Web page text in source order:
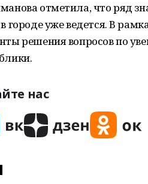
отметила, что ряд
городе уже ведется. В
решения вопросов по
нас